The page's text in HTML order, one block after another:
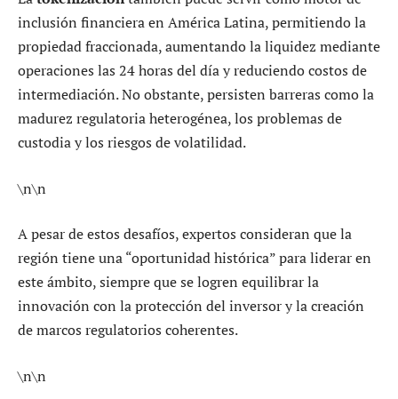
inclusión financiera en América Latina, permitiendo la
propiedad fraccionada, aumentando la liquidez mediante
operaciones las 24 horas del día y reduciendo costos de
intermediación. No obstante, persisten barreras como la
madurez regulatoria heterogénea, los problemas de
custodia y los riesgos de volatilidad.
\n\n
A pesar de estos desafíos, expertos consideran que la
región tiene una “oportunidad histórica” para liderar en
este ámbito, siempre que se logren equilibrar la
innovación con la protección del inversor y la creación
de marcos regulatorios coherentes.
\n\n